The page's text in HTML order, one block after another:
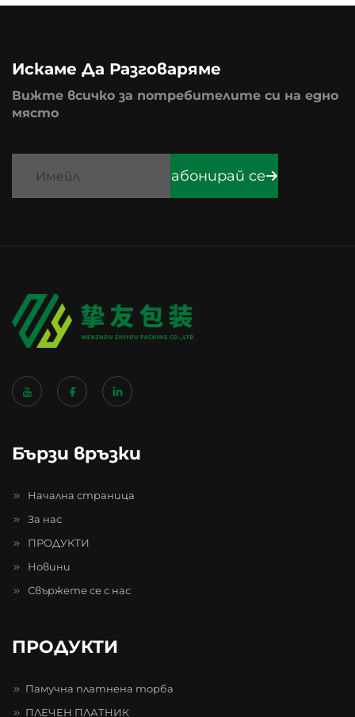
Искаме Да Разговаряме
Вижте всичко за потребителите си на едно
място
абонирай се
Бързи връзки
Начална страница
За нас
ПРОДУКТИ
Новини
Свържете се с нас
ПРОДУКТИ
Памучна платнена торба
ПЛЕЧЕН ПЛАТНИК